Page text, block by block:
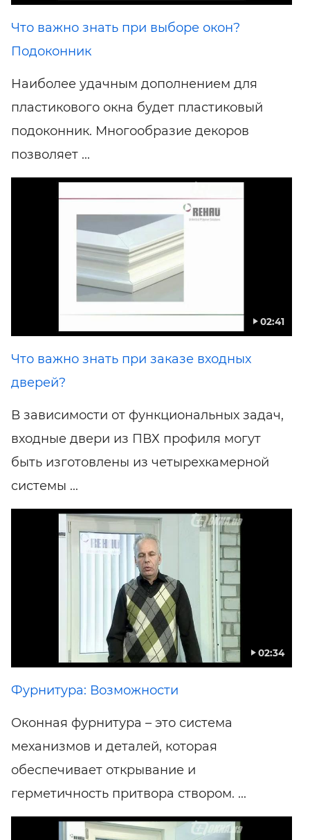
Что важно знать при выборе окон?
Подоконник
Наиболее удачным дополнением для
пластикового окна будет пластиковый
подоконник. Многообразие декоров
позволяет ...
02:41
Что важно знать при заказе входных
дверей?
В зависимости от функциональных задач,
входные двери из ПВХ профиля могут
быть изготовлены из четырехкамерной
системы ...
02:34
Фурнитура: Возможности
Оконная фурнитура – это система
механизмов и деталей, которая
обеспечивает открывание и
герметичность притвора створом. ...